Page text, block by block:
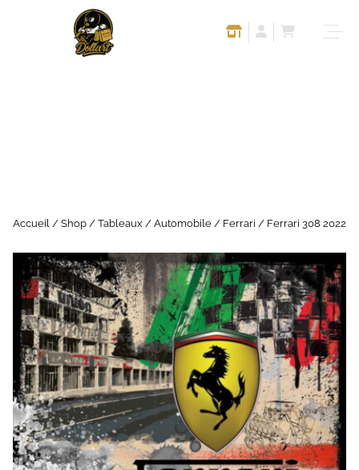
Accueil / Shop / Tableaux / Automobile / Ferrari / Ferrari 308 2022